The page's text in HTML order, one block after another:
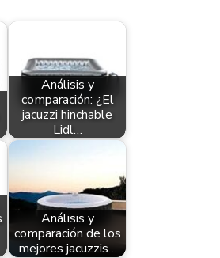
Análisis y
comparación: ¿El
jacuzzi hinchable
Lidl…
Análisis y
comparación de los
mejores jacuzzis…